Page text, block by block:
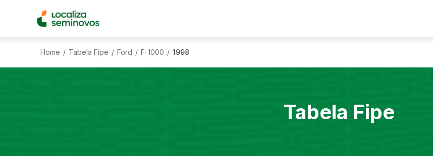
Home / Tabela Fipe / Ford / F-1000 / 1998
Tabela Fipe